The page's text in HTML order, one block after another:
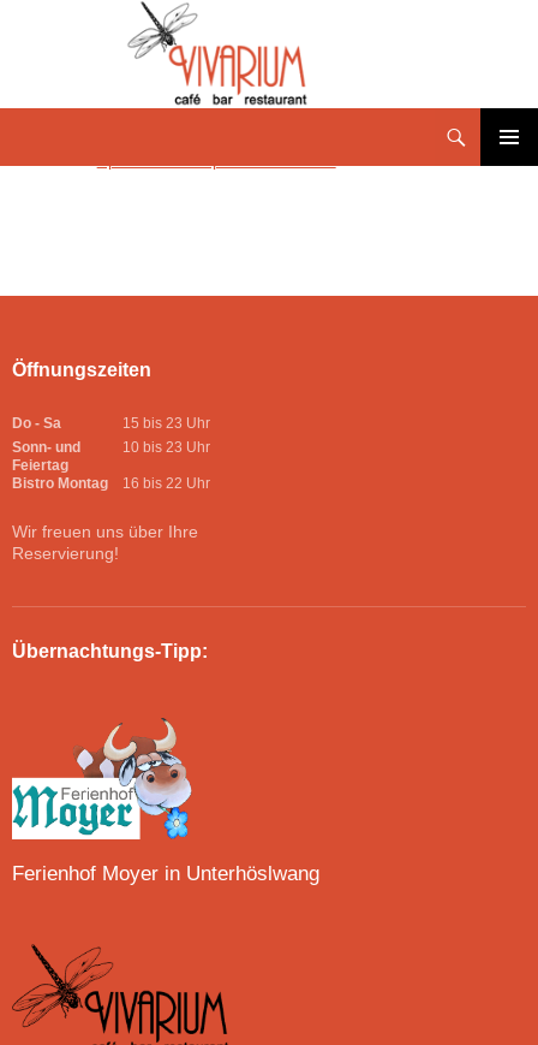
Öffnungszeiten
Do - Sa
15 bis 23 Uhr
Sonn- und
Feiertag
10 bis 23 Uhr
Bistro Montag 16 bis 22 Uhr
Wir freuen uns über Ihre
Reservierung!
Übernachtungs-Tipp:
Ferienhof Moyer in Unterhöslwang